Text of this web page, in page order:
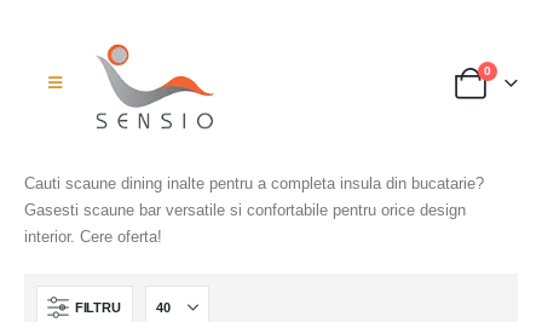
0
Cauti scaune dining inalte pentru a completa insula din bucatarie?
Gasesti scaune bar versatile si confortabile pentru orice design
interior. Cere oferta!
FILTRU